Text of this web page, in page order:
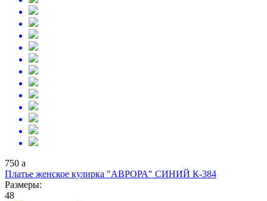
750 a
Платье женское кулирка "АВРОРА" СИНИЙ К-384
Размеры:
48